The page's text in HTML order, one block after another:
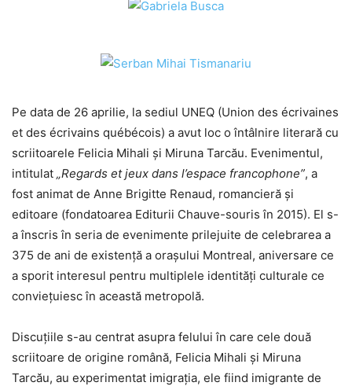
Pe data de 26 aprilie, la sediul UNEQ (Union des écrivaines
et des écrivains québécois) a avut loc o întâlnire literară cu
scriitoarele Felicia Mihali și Miruna Tarcău. Evenimentul,
intitulat „Regards et jeux dans l’espace francophone”, a
fost animat de Anne Brigitte Renaud, romancieră și
editoare (fondatoarea Editurii Chauve-souris în 2015). El s-
a înscris în seria de evenimente prilejuite de celebrarea a
375 de ani de existență a orașului Montreal, aniversare ce
a sporit interesul pentru multiplele identități culturale ce
conviețuiesc în această metropolă.
Discuțiile s-au centrat asupra felului în care cele două
scriitoare de origine română, Felicia Mihali și Miruna
Tarcău, au experimentat imigrația, ele fiind imigrante de